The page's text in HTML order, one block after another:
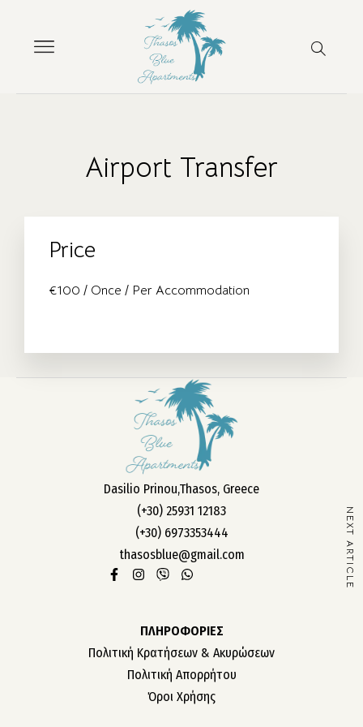
Airport Transfer
Price
€100 / Once / Per Accommodation
NEXT ARTICLE
Dasilio Prinou,Thasos, Greece
(+30) 25931 12183
(+30) 6973353444
thasosblue@gmail.com
ΠΛΗΡΟΦΟΡΙΕΣ
Πολιτική Κρατήσεων & Ακυρώσεων
Πολιτική Απορρήτου
Όροι Χρήσης
ΤΑ ΔΩΜΑΤΙΑ ΜΑΣ
ΣΧΕΤΙΚΑ ΜΕ ΕΜΑΣ
ΕΠΙΚΟΙΝΩΝΙΑ
ΘΕΣΕΙΣ ΕΡΓΑΣΙΑΣ